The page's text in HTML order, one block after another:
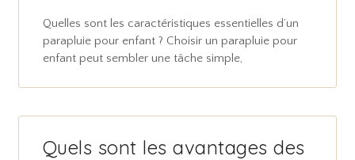
Quelles sont les caractéristiques essentielles d’un
parapluie pour enfant ? Choisir un parapluie pour
enfant peut sembler une tâche simple,
Quels sont les avantages des